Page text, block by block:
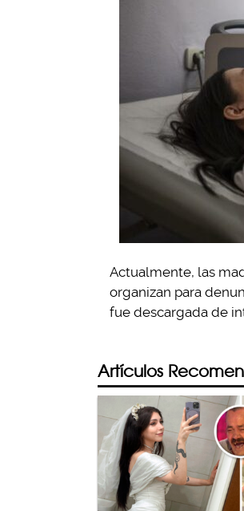
Actualmente, las
organizan para
fue descargada de
Artículos